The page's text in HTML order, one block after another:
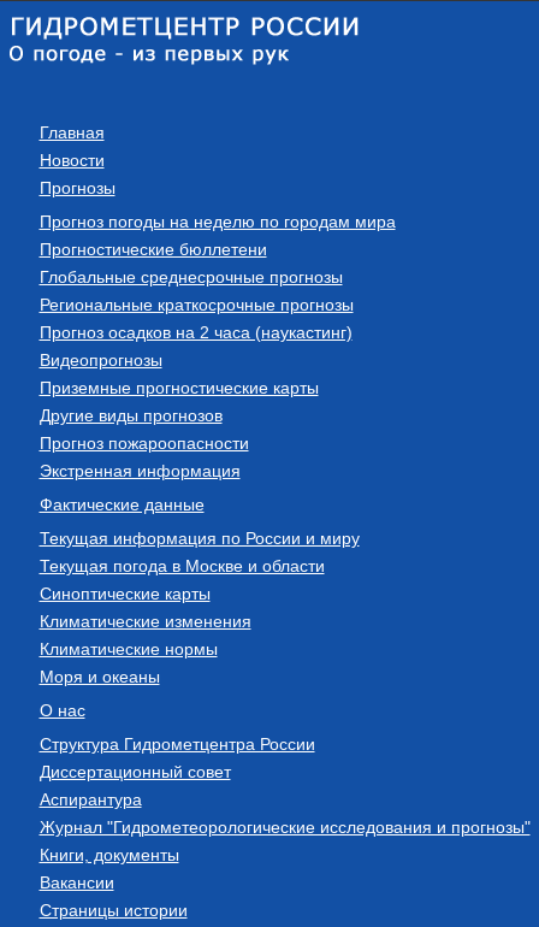
Главная
Новости
Прогнозы
Прогноз погоды на неделю по городам мира
Прогностические бюллетени
Глобальные среднесрочные прогнозы
Региональные краткосрочные прогнозы
Прогноз осадков на 2 часа (наукастинг)
Видеопрогнозы
Приземные прогностические карты
Другие виды прогнозов
Прогноз пожароопасности
Экстренная информация
Фактические данные
Текущая информация по России и миру
Текущая погода в Москве и области
Синоптические карты
Климатические изменения
Климатические нормы
Моря и океаны
О нас
Структура Гидрометцентра России
Диссертационный совет
Аспирантура
Журнал "Гидрометеорологические исследования и прогнозы"
Книги, документы
Вакансии
Страницы истории